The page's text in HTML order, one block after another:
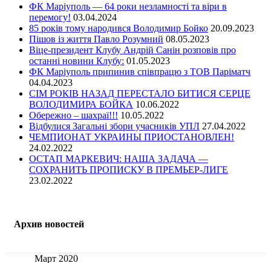
ФК Маріуполь — 64 роки незламності та віри в
перемогу! 03.04.2024
85 років тому народився Володимир Бойко 20.09.2023
Пішов із життя Павло Розумний 08.05.2023
Віце-президент Клубу Андрій Санін розповів про
останні новини Клубу: 01.05.2023
ФК Маріуполь припинив співпрацю з ТОВ Паріматч
04.04.2023
СІМ РОКІВ НАЗАД ПЕРЕСТАЛО БИТИСЯ СЕРЦЕ
ВОЛОДИМИРА БОЙКА 10.06.2022
Обережно – шахраї!!! 10.05.2022
Відбулися Загальні збори учасників УПЛ 27.04.2022
ЧЕМПИОНАТ УКРАИНЫ ПРИОСТАНОВЛЕН!
24.02.2022
ОСТАП МАРКЕВИЧ: НАША ЗАДАЧА —
СОХРАНИТЬ ПРОПИСКУ В ПРЕМЬЕР-ЛИГЕ
23.02.2022
Архив новостей
Март 2020